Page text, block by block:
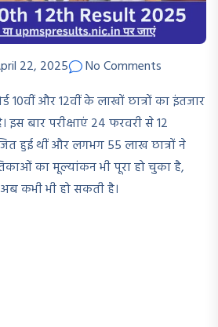
22, 2025
No Comments
10वीं और 12वीं के लाखों छात्रों का इंतजार
बार परीक्षाएं 24 फरवरी से 12
हुई थीं और लगभग 55 लाख छात्रों ने
का मूल्यांकन भी पूरा हो चुका है,
कभी भी हो सकती है।